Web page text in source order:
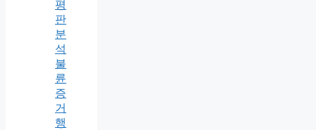
평
판
분
석
불
륜
증
거
행